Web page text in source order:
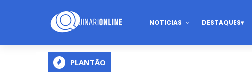
NOTICIAS DESTAQUES
PLANTÃO